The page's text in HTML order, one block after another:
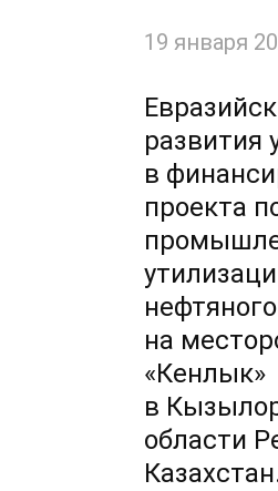
19 января
развития
в
проекта
на
«Кенлык»
в
области